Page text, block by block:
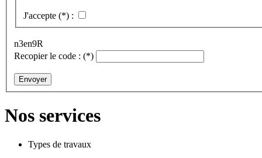
J'accepte (*) :
n3en9R
Recopier le code : (*)
Envoyer
Nos services
Types de travaux